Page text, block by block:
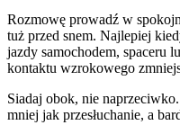
Rozmowę prowadź w
tuż przed snem. Najlepiej
jazdy samochodem, spaceru
kontaktu wzrokowego
Siadaj obok, nie
mniej jak przesłuchanie, a